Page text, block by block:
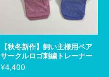
【秋冬新作】飼い主様用ペア
サークルロゴ刺繍トレーナー
¥4,400